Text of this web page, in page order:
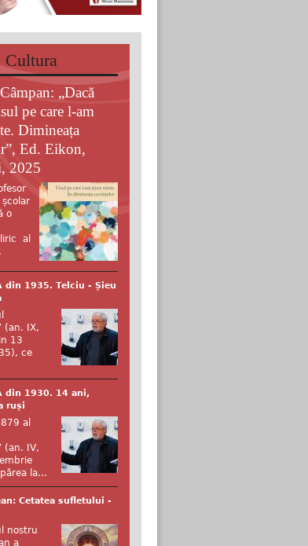
Cultura
„Dacă
pe care l-am
Dimineața
Ed. Eikon,
2025
o
al
din 1935. Telciu - Șieu
(an. IX,
13
ce
din 1930. 14 ani,
ruși
al
(an. IV,
la...
Cetatea sufletului -
nostru
a